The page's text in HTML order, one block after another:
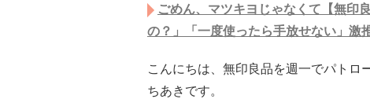
ごめん、マツキヨじゃなくて【無印
の？」「一度使ったら手放せない」激
こんにちは、無印良品を週一でパト
ちあきです。